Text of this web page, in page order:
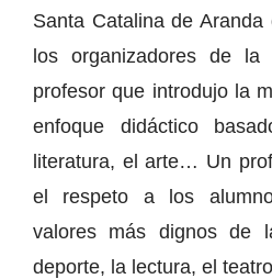
Santa Catalina de
los organizadores de
profesor que introdujo la
enfoque didáctico
literatura, el arte… Un
el respeto a los
valores más dignos de
deporte, la lectura, el